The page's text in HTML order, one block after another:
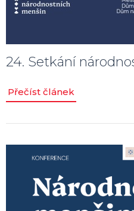
24. Setkání
Přečíst článek